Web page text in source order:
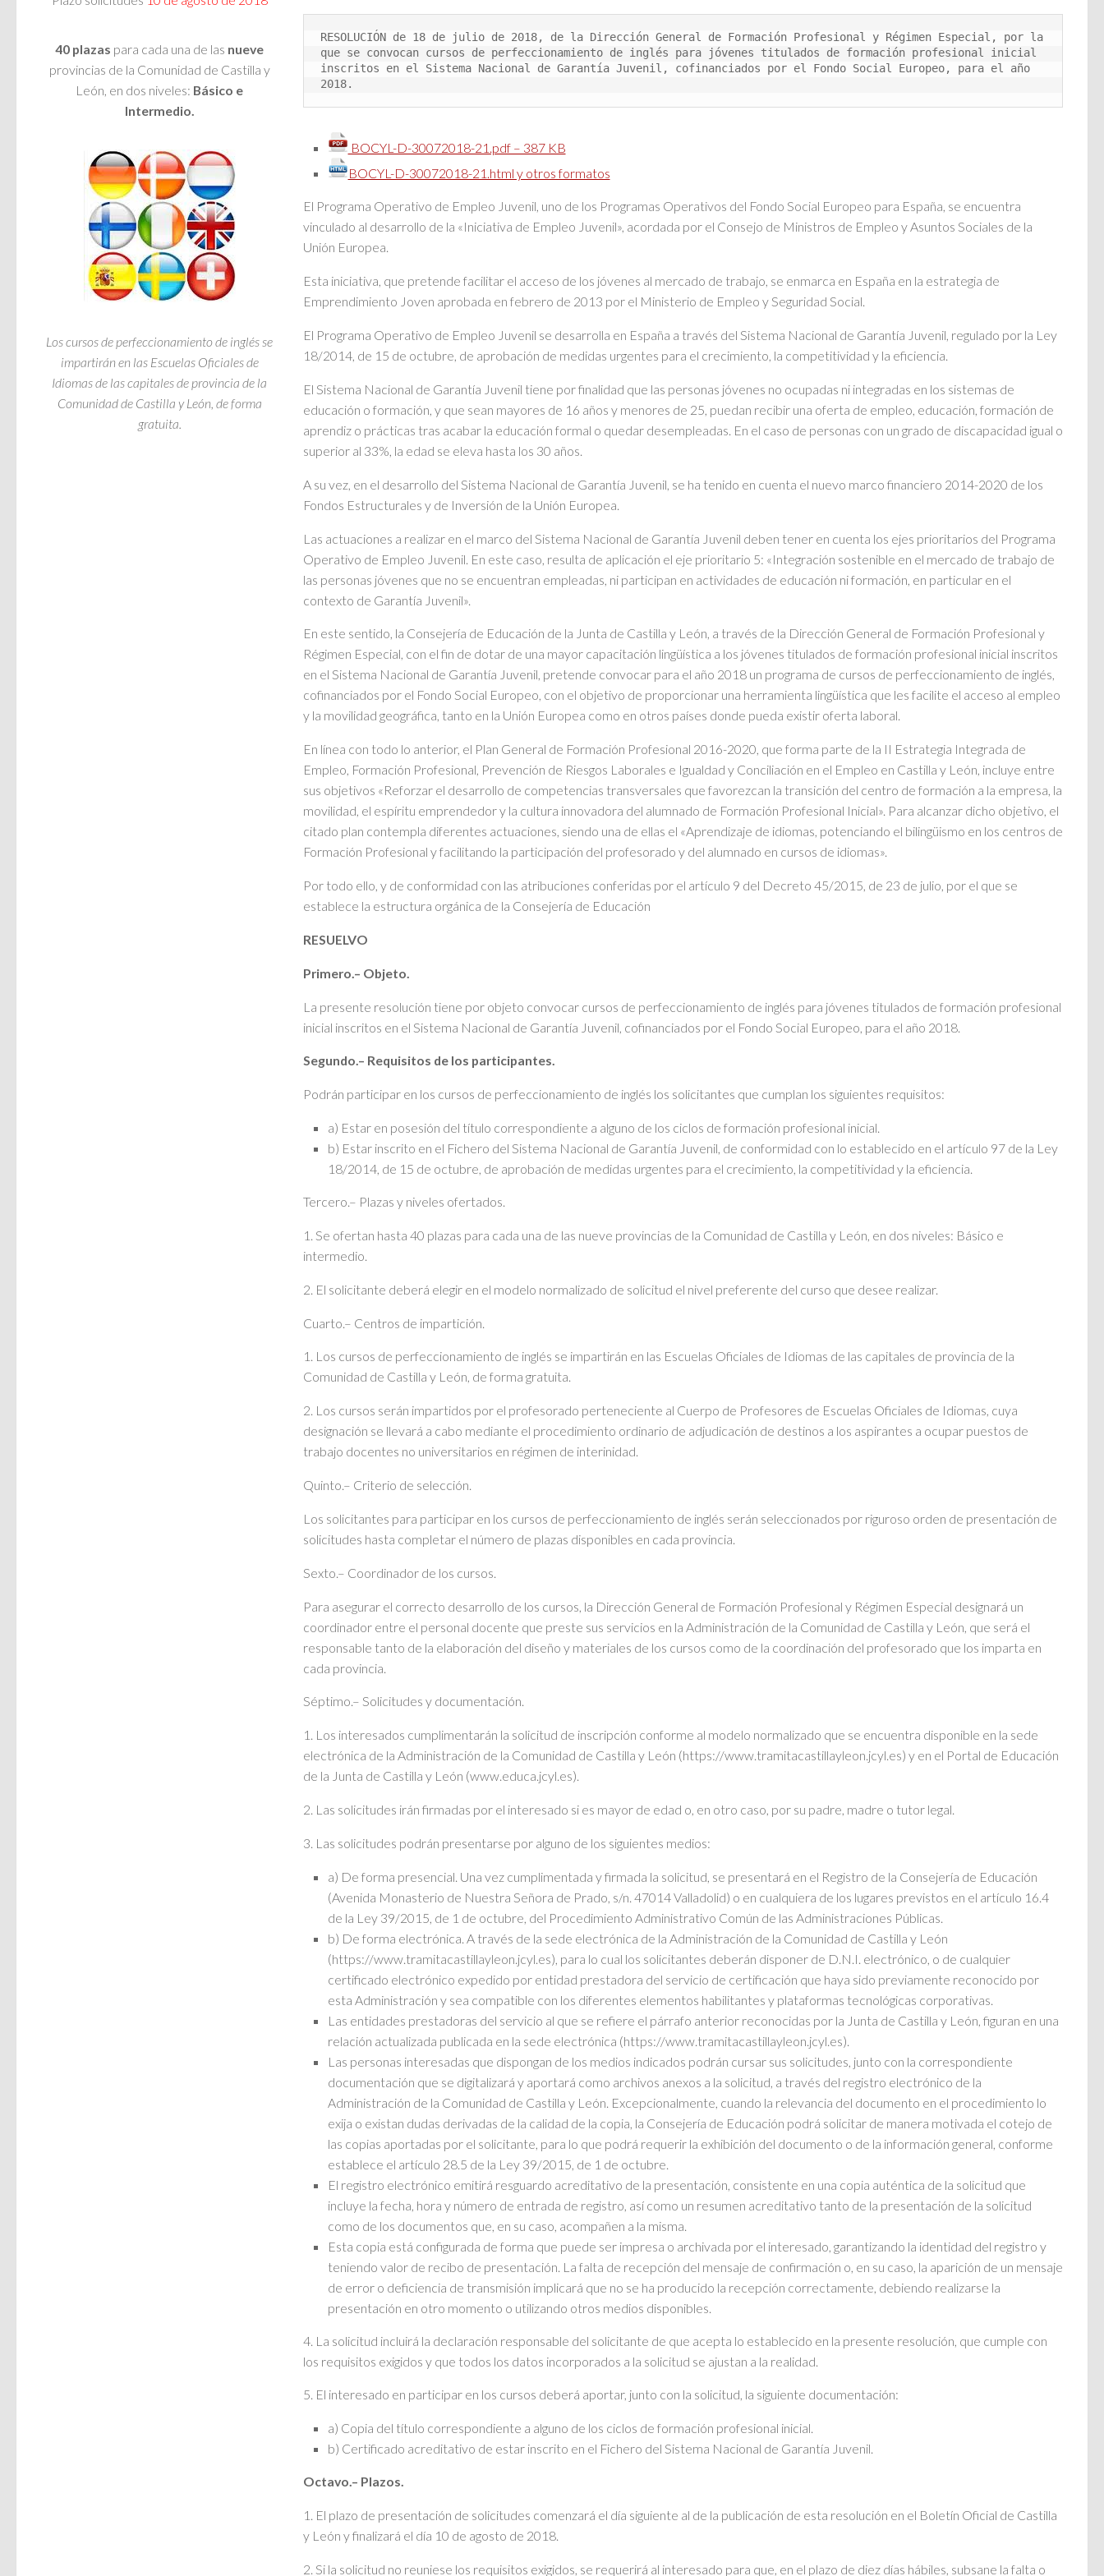
40 plazas para cada una de las nueve
provincias de la Comunidad de Castilla y
León, en dos niveles: Básico e
Intermedio.
Los cursos de perfeccionamiento de inglés se
impartirán en las Escuelas Oficiales de
Idiomas de las capitales de provincia de la
Comunidad de Castilla y León, de forma
gratuita.
RESOLUCIÓN de 18 de julio de 2018, de la Dirección General de Formación Profesional y Régimen Especial, por la
que se convocan cursos de perfeccionamiento de inglés para jóvenes titulados de formación profesional inicial
inscritos en el Sistema Nacional de Garantía Juvenil, cofinanciados por el Fondo Social Europeo, para el año
2018.
BOCYL-D-30072018-21.pdf – 387 KB
BOCYL-D-30072018-21.html y otros formatos
El Programa Operativo de Empleo Juvenil, uno de los Programas Operativos del Fondo Social Europeo para España, se encuentra
vinculado al desarrollo de la «Iniciativa de Empleo Juvenil», acordada por el Consejo de Ministros de Empleo y Asuntos Sociales de la
Unión Europea.
Esta iniciativa, que pretende facilitar el acceso de los jóvenes al mercado de trabajo, se enmarca en España en la estrategia de
Emprendimiento Joven aprobada en febrero de 2013 por el Ministerio de Empleo y Seguridad Social.
El Programa Operativo de Empleo Juvenil se desarrolla en España a través del Sistema Nacional de Garantía Juvenil, regulado por la Ley
18/2014, de 15 de octubre, de aprobación de medidas urgentes para el crecimiento, la competitividad y la eficiencia.
El Sistema Nacional de Garantía Juvenil tiene por finalidad que las personas jóvenes no ocupadas ni integradas en los sistemas de
educación o formación, y que sean mayores de 16 años y menores de 25, puedan recibir una oferta de empleo, educación, formación de
aprendiz o prácticas tras acabar la educación formal o quedar desempleadas. En el caso de personas con un grado de discapacidad igual o
superior al 33%, la edad se eleva hasta los 30 años.
A su vez, en el desarrollo del Sistema Nacional de Garantía Juvenil, se ha tenido en cuenta el nuevo marco financiero 2014-2020 de los
Fondos Estructurales y de Inversión de la Unión Europea.
Las actuaciones a realizar en el marco del Sistema Nacional de Garantía Juvenil deben tener en cuenta los ejes prioritarios del Programa
Operativo de Empleo Juvenil. En este caso, resulta de aplicación el eje prioritario 5: «Integración sostenible en el mercado de trabajo de
las personas jóvenes que no se encuentran empleadas, ni participan en actividades de educación ni formación, en particular en el
contexto de Garantía Juvenil».
En este sentido, la Consejería de Educación de la Junta de Castilla y León, a través de la Dirección General de Formación Profesional y
Régimen Especial, con el fin de dotar de una mayor capacitación lingüística a los jóvenes titulados de formación profesional inicial inscritos
en el Sistema Nacional de Garantía Juvenil, pretende convocar para el año 2018 un programa de cursos de perfeccionamiento de inglés,
cofinanciados por el Fondo Social Europeo, con el objetivo de proporcionar una herramienta lingüística que les facilite el acceso al empleo
y la movilidad geográfica, tanto en la Unión Europea como en otros países donde pueda existir oferta laboral.
En línea con todo lo anterior, el Plan General de Formación Profesional 2016-2020, que forma parte de la II Estrategia Integrada de
Empleo, Formación Profesional, Prevención de Riesgos Laborales e Igualdad y Conciliación en el Empleo en Castilla y León, incluye entre
sus objetivos «Reforzar el desarrollo de competencias transversales que favorezcan la transición del centro de formación a la empresa, la
movilidad, el espíritu emprendedor y la cultura innovadora del alumnado de Formación Profesional Inicial». Para alcanzar dicho objetivo, el
citado plan contempla diferentes actuaciones, siendo una de ellas el «Aprendizaje de idiomas, potenciando el bilingüismo en los centros de
Formación Profesional y facilitando la participación del profesorado y del alumnado en cursos de idiomas».
Por todo ello, y de conformidad con las atribuciones conferidas por el artículo 9 del Decreto 45/2015, de 23 de julio, por el que se
establece la estructura orgánica de la Consejería de Educación
RESUELVO
Primero.– Objeto.
La presente resolución tiene por objeto convocar cursos de perfeccionamiento de inglés para jóvenes titulados de formación profesional
inicial inscritos en el Sistema Nacional de Garantía Juvenil, cofinanciados por el Fondo Social Europeo, para el año 2018.
Segundo.– Requisitos de los participantes.
Podrán participar en los cursos de perfeccionamiento de inglés los solicitantes que cumplan los siguientes requisitos:
a) Estar en posesión del título correspondiente a alguno de los ciclos de formación profesional inicial.
b) Estar inscrito en el Fichero del Sistema Nacional de Garantía Juvenil, de conformidad con lo establecido en el artículo 97 de la Ley
18/2014, de 15 de octubre, de aprobación de medidas urgentes para el crecimiento, la competitividad y la eficiencia.
Tercero.– Plazas y niveles ofertados.
1. Se ofertan hasta 40 plazas para cada una de las nueve provincias de la Comunidad de Castilla y León, en dos niveles: Básico e
intermedio.
2. El solicitante deberá elegir en el modelo normalizado de solicitud el nivel preferente del curso que desee realizar.
Cuarto.– Centros de impartición.
1. Los cursos de perfeccionamiento de inglés se impartirán en las Escuelas Oficiales de Idiomas de las capitales de provincia de la
Comunidad de Castilla y León, de forma gratuita.
2. Los cursos serán impartidos por el profesorado perteneciente al Cuerpo de Profesores de Escuelas Oficiales de Idiomas, cuya
designación se llevará a cabo mediante el procedimiento ordinario de adjudicación de destinos a los aspirantes a ocupar puestos de
trabajo docentes no universitarios en régimen de interinidad.
Quinto.– Criterio de selección.
Los solicitantes para participar en los cursos de perfeccionamiento de inglés serán seleccionados por riguroso orden de presentación de
solicitudes hasta completar el número de plazas disponibles en cada provincia.
Sexto.– Coordinador de los cursos.
Para asegurar el correcto desarrollo de los cursos, la Dirección General de Formación Profesional y Régimen Especial designará un
coordinador entre el personal docente que preste sus servicios en la Administración de la Comunidad de Castilla y León, que será el
responsable tanto de la elaboración del diseño y materiales de los cursos como de la coordinación del profesorado que los imparta en
cada provincia.
Séptimo.– Solicitudes y documentación.
1. Los interesados cumplimentarán la solicitud de inscripción conforme al modelo normalizado que se encuentra disponible en la sede
electrónica de la Administración de la Comunidad de Castilla y León (https://www.tramitacastillayleon.jcyl.es) y en el Portal de Educación
de la Junta de Castilla y León (www.educa.jcyl.es).
2. Las solicitudes irán firmadas por el interesado si es mayor de edad o, en otro caso, por su padre, madre o tutor legal.
3. Las solicitudes podrán presentarse por alguno de los siguientes medios:
a) De forma presencial. Una vez cumplimentada y firmada la solicitud, se presentará en el Registro de la Consejería de Educación
(Avenida Monasterio de Nuestra Señora de Prado, s/n. 47014 Valladolid) o en cualquiera de los lugares previstos en el artículo 16.4
de la Ley 39/2015, de 1 de octubre, del Procedimiento Administrativo Común de las Administraciones Públicas.
b) De forma electrónica. A través de la sede electrónica de la Administración de la Comunidad de Castilla y León
(https://www.tramitacastillayleon.jcyl.es), para lo cual los solicitantes deberán disponer de D.N.I. electrónico, o de cualquier
certificado electrónico expedido por entidad prestadora del servicio de certificación que haya sido previamente reconocido por
esta Administración y sea compatible con los diferentes elementos habilitantes y plataformas tecnológicas corporativas.
Las entidades prestadoras del servicio al que se refiere el párrafo anterior reconocidas por la Junta de Castilla y León, figuran en una
relación actualizada publicada en la sede electrónica (https://www.tramitacastillayleon.jcyl.es).
Las personas interesadas que dispongan de los medios indicados podrán cursar sus solicitudes, junto con la correspondiente
documentación que se digitalizará y aportará como archivos anexos a la solicitud, a través del registro electrónico de la
Administración de la Comunidad de Castilla y León. Excepcionalmente, cuando la relevancia del documento en el procedimiento lo
exija o existan dudas derivadas de la calidad de la copia, la Consejería de Educación podrá solicitar de manera motivada el cotejo de
las copias aportadas por el solicitante, para lo que podrá requerir la exhibición del documento o de la información general, conforme
establece el artículo 28.5 de la Ley 39/2015, de 1 de octubre.
El registro electrónico emitirá resguardo acreditativo de la presentación, consistente en una copia auténtica de la solicitud que
incluye la fecha, hora y número de entrada de registro, así como un resumen acreditativo tanto de la presentación de la solicitud
como de los documentos que, en su caso, acompañen a la misma.
Esta copia está configurada de forma que puede ser impresa o archivada por el interesado, garantizando la identidad del registro y
teniendo valor de recibo de presentación. La falta de recepción del mensaje de confirmación o, en su caso, la aparición de un mensaje
de error o deficiencia de transmisión implicará que no se ha producido la recepción correctamente, debiendo realizarse la
presentación en otro momento o utilizando otros medios disponibles.
4. La solicitud incluirá la declaración responsable del solicitante de que acepta lo establecido en la presente resolución, que cumple con
los requisitos exigidos y que todos los datos incorporados a la solicitud se ajustan a la realidad.
5. El interesado en participar en los cursos deberá aportar, junto con la solicitud, la siguiente documentación:
a) Copia del título correspondiente a alguno de los ciclos de formación profesional inicial.
b) Certificado acreditativo de estar inscrito en el Fichero del Sistema Nacional de Garantía Juvenil.
Octavo.– Plazos.
1. El plazo de presentación de solicitudes comenzará el día siguiente al de la publicación de esta resolución en el Boletín Oficial de Castilla
y León y finalizará el día 10 de agosto de 2018.
2. Si la solicitud no reuniese los requisitos exigidos, se requerirá al interesado para que, en el plazo de diez días hábiles, subsane la falta o